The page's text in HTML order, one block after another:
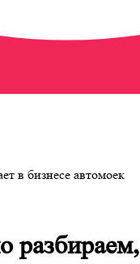
в бизнесе автомоек